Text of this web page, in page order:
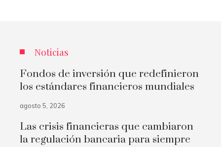
Noticias
Fondos de inversión que redefinieron
los estándares financieros mundiales
agosto 5, 2026
Las crisis financieras que cambiaron
la regulación bancaria para siempre